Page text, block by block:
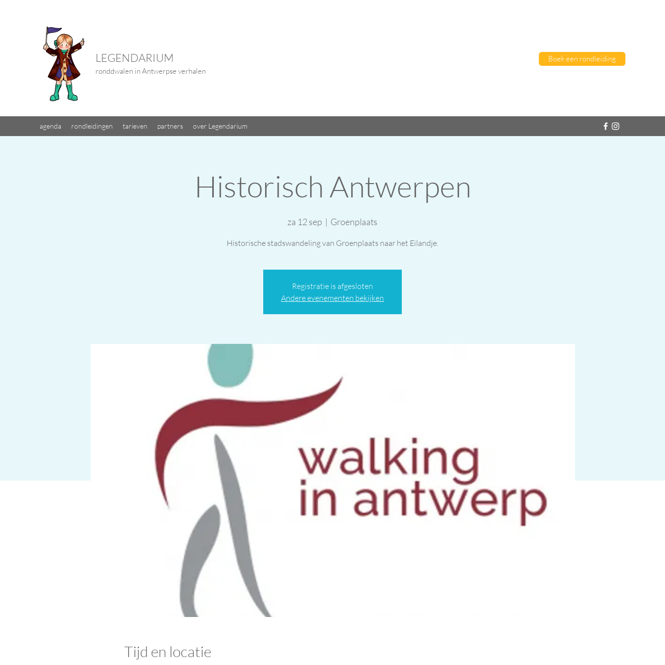
LEGENDARIUM
ronddwalen in Antwerpse verhalen
Boek een rondleiding
agenda rondleidingen tarieven partners over Legendarium
Historisch Antwerpen
za 12 sep
  |
Groenplaats
Historische stadswandeling van Groenplaats naar het Eilandje.
Registratie is afgesloten
Andere evenementen bekijken
Tijd en locatie